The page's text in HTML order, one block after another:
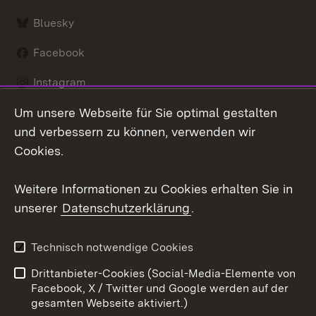
Bluesky
Facebook
Instagram
LinkedIn
Datenschutz
Barrierefreiheit
Impressum
Cookies
Um unsere Webseite für Sie optimal gestalten
und verbessern zu können, verwenden wir
Cookies.
Weitere Informationen zu Cookies erhalten Sie in
unserer Datenschutzerklärung.
Technisch notwendige Cookies
Drittanbieter-Cookies (Social-Media-Elemente von
Facebook, X / Twitter und Google werden auf der
gesamten Webseite aktiviert.)